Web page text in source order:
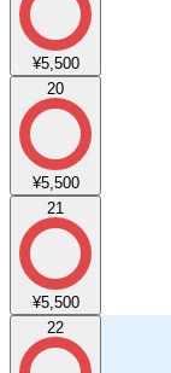
¥5,500
20
¥5,500
21
¥5,500
22